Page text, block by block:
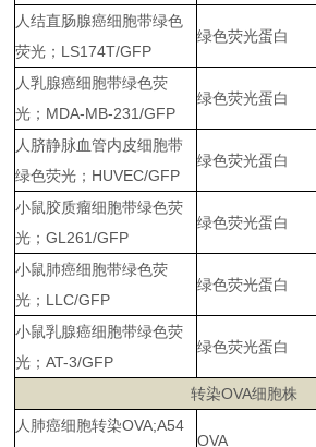
人结直肠腺癌细胞带绿色
荧光；LS174T/GFP
绿色荧光蛋白
人乳腺癌细胞带绿色荧
光；MDA-MB-231/GFP
绿色荧光蛋白
人脐静脉血管内皮细胞带
绿色荧光；HUVEC/GFP
绿色荧光蛋白
小鼠胶质瘤细胞带绿色荧
光；GL261/GFP
绿色荧光蛋白
小鼠肺癌细胞带绿色荧
光；LLC/GFP
绿色荧光蛋白
小鼠乳腺癌细胞带绿色荧
光；AT-3/GFP
绿色荧光蛋白
转染OVA细胞株
人肺癌细胞转染OVA;A54
OVA